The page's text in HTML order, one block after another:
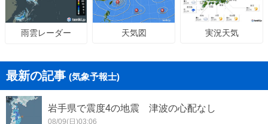
雨雲レーダー 天気図 実況天気
最新の記事 (気象予報士)
岩手県で震度4の地震 津波の心配なし
08/09(日)03:06